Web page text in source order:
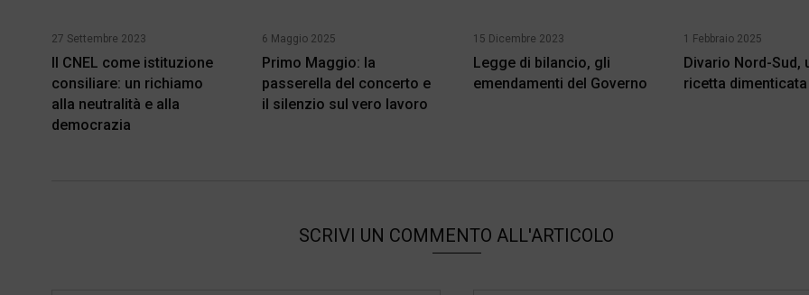
27 Settembre 2023
Il CNEL come istituzione
consiliare: un richiamo
alla neutralità e alla
democrazia
6 Maggio 2025
Primo Maggio: la
passerella del concerto e
il silenzio sul vero lavoro
15 Dicembre 2023
Legge di bilancio, gli
emendamenti del Governo
1 Febbraio 2025
Divario Nord-Sud,
ricetta dimenticata
SCRIVI UN COMMENTO ALL'ARTICOLO